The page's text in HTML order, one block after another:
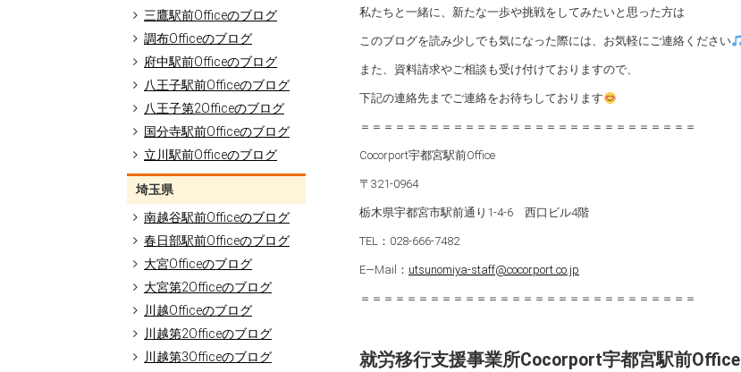
三鷹駅前Officeのブログ
調布Officeのブログ
府中駅前Officeのブログ
八王子駅前Officeのブログ
八王子第2Officeのブログ
国分寺駅前Officeのブログ
立川駅前Officeのブログ
埼玉県
南越谷駅前Officeのブログ
春日部駅前Officeのブログ
大宮Officeのブログ
大宮第2Officeのブログ
川越Officeのブログ
川越第2Officeのブログ
川越第3Officeのブログ
私たちと一緒に、新たな一歩や挑戦をしてみたいと思った方は
このブログを読み少しでも気になった際には、お気軽にご連絡ください
また、資料請求やご相談も受け付けておりますので、
下記の連絡先までご連絡をお待ちしております
＝＝＝＝＝＝＝＝＝＝＝＝＝＝＝＝＝＝＝＝＝＝＝＝＝＝＝＝＝
Cocorport宇都宮駅前Office
〒321-0964
栃木県宇都宮市駅前通り1-4-6 西口ビル4階
TEL：028-666-7482
E―Mail： utsunomiya-staff@cocorport.co.jp
＝＝＝＝＝＝＝＝＝＝＝＝＝＝＝＝＝＝＝＝＝＝＝＝＝＝＝＝＝
就労移行支援事業所Cocorport宇都宮駅前Office